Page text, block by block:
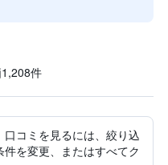
件
コミを見るには、絞り込
を変更、またはすべてク